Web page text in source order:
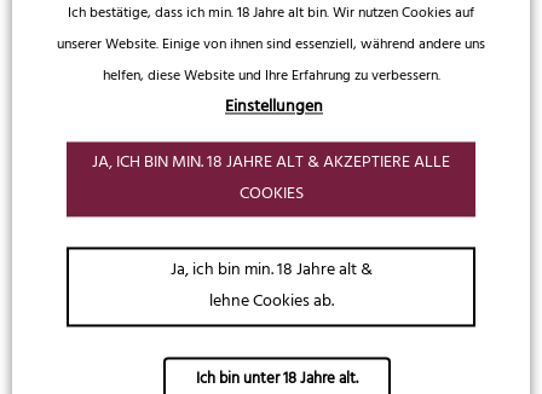
Altfränkische Pflaume
8,49€ 16,98€/1 l
Gräf’s Rote Grütze
8,99€ 17,98€/1 l
Ich bestätige, dass ich min. 18 Jahre alt bin. Wir nutzen Cookies auf
unserer Website. Einige von ihnen sind essenziell, während andere uns
helfen, diese Website und Ihre Erfahrung zu verbessern.
Einstellungen
JA, ICH BIN MIN. 18 JAHRE ALT & AKZEPTIERE ALLE
COOKIES
Ja, ich bin min. 18 Jahre alt &
lehne Cookies ab.
Ich bin unter 18 Jahre alt.